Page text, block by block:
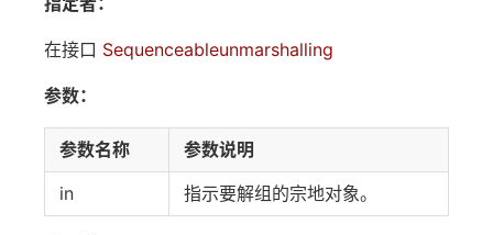
在接口 Sequenceableunmarshalling
参数：
参数名称
参数说明
in
指示要解组的宗地对象。